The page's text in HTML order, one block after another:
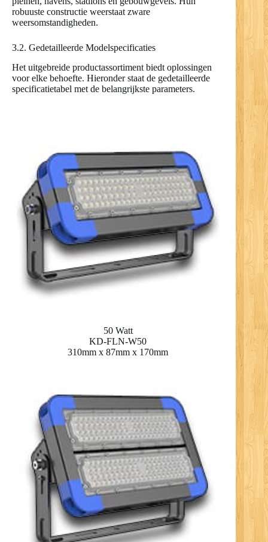
robuuste constructie weerstaat zware
weersomstandigheden.
3.2. Gedetailleerde Modelspecificaties
Het uitgebreide productassortiment biedt oplossingen
voor elke behoefte. Hieronder staat de gedetailleerde
specificatietabel met de belangrijkste parameters.
50 Watt
KD-FLN-W50
310mm x 87mm x 170mm